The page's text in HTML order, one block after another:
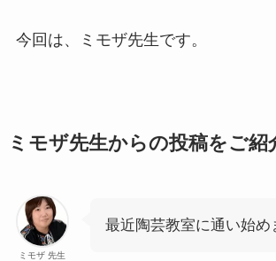
今回は、ミモザ先生です。
ミモザ先生からの投稿をご紹
ミモザ 先生
最近陶芸教室に通い始め